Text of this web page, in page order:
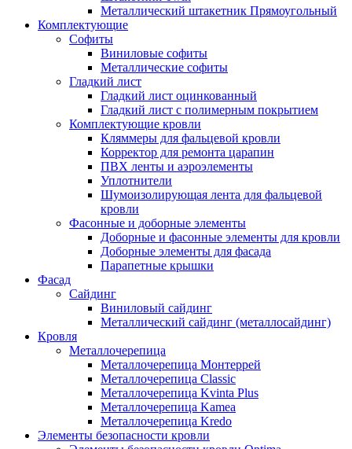
Металлический штакетник Прямоугольный
Комплектующие
Cофиты
Виниловые софиты
Металлические софиты
Гладкий лист
Гладкий лист оцинкованный
Гладкий лист с полимерным покрытием
Комплектующие кровли
Кляммеры для фальцевой кровли
Корректор для ремонта царапин
ПВХ ленты и аэроэлементы
Уплотнители
Шумоизолирующая лента для фальцевой
кровли
Фасонные и доборные элементы
Доборные и фасонные элементы для кровли
Доборные элементы для фасада
Парапетные крышки
Фасад
Сайдинг
Виниловый сайдинг
Металлический сайдинг (металлосайдинг)
Кровля
Металлочерепица
Металлочерепица Монтеррей
Металлочерепица Classic
Металлочерепица Kvinta Plus
Металлочерепица Kamea
Металлочерепица Kredo
Элементы безопасности кровли